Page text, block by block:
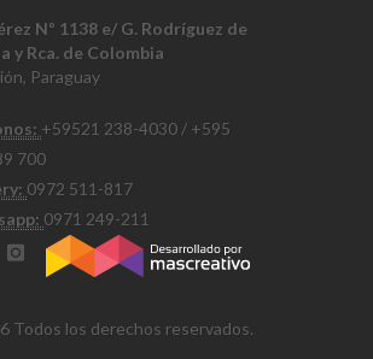
Nº 1138 e/ G. Rodríguez de
y Rca. de Colombia
Paraguay
+59521 238-4030 / +595
700
0972 511-817
0971 249-211
Todos los derechos reservados.